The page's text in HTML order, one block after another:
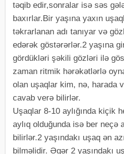
təqib edir,sonralar isə səs
baxırlar.Bir yaşına yaxın
təkrarlanan adı tanıyar və
edərək göstərərlər.2 yaşına
gördükləri şəkili gözləri ilə
zaman ritmik hərəkətlərlə
olan uşaqlar kim, nə, harada
cavab verə bilirlər.
Uşaqlar 8-10 aylığında kiçik
aylıq olduğunda isə ber neçə
bilirlər.2 yaşındakı uşaq ən
bilməlidir. Əgər 2 yaşındakı